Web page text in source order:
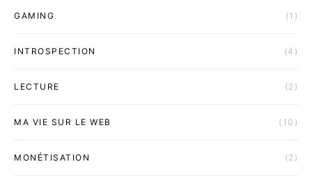
GAMING (1)
INTROSPECTION (4)
LECTURE (2)
MA VIE SUR LE WEB (10)
MONÉTISATION (2)